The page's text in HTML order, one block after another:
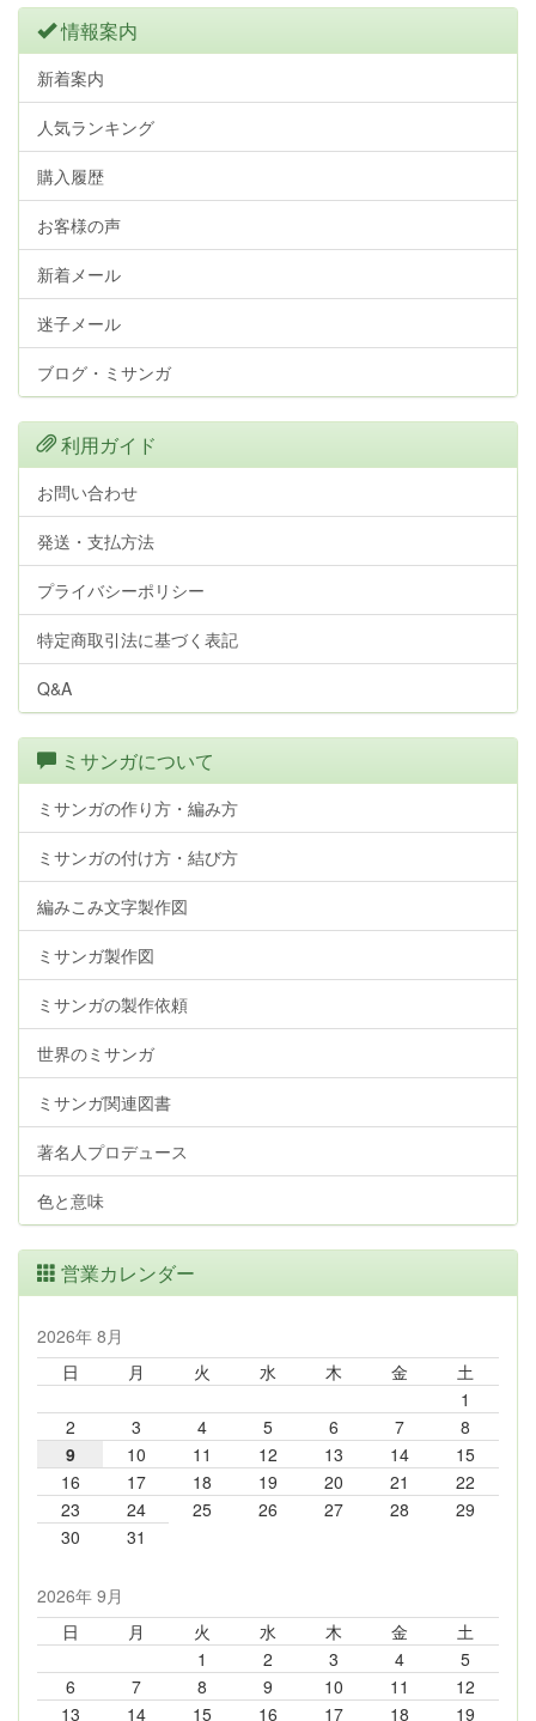
情報案内
新着案内
人気ランキング
購入履歴
お客様の声
新着メール
迷子メール
ブログ・ミサンガ
利用ガイド
お問い合わせ
発送・支払方法
プライバシーポリシー
特定商取引法に基づく表記
Q&A
ミサンガについて
ミサンガの作り方・編み方
ミサンガの付け方・結び方
編みこみ文字製作図
ミサンガ製作図
ミサンガの製作依頼
世界のミサンガ
ミサンガ関連図書
著名人プロデュース
色と意味
営業カレンダー
2026年 8月
日
月 火 水 木 金
土
1
2
3 4 5 6 7
8
9
10 11 12 13 14
15
16
17 18 19 20 21
22
23
24 25 26 27 28
29
30
31
2026年 9月
日
月 火 水 木 金
土
1
2 3 4
5
6
7 8 9 10 11
12
13
14 15 16 17 18 19